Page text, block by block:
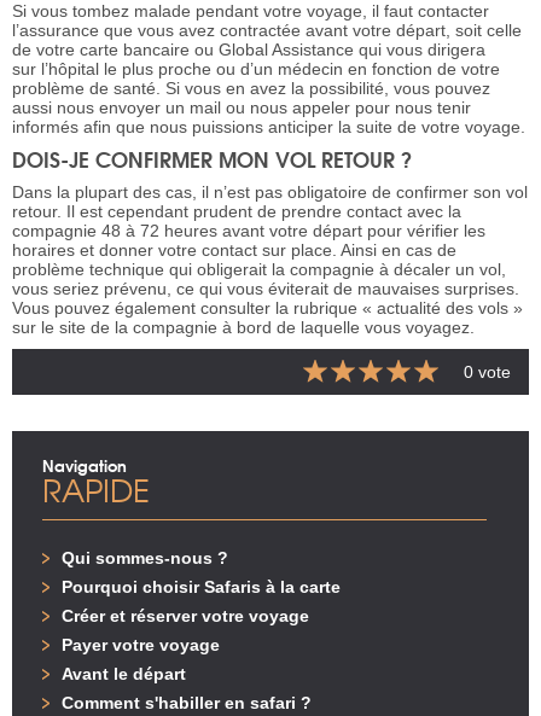
Si vous tombez malade pendant votre voyage, il faut contacter
l’assurance que vous avez contractée avant votre départ, soit celle
de votre carte bancaire ou Global Assistance qui vous dirigera
sur l’hôpital le plus proche ou d’un médecin en fonction de votre
problème de santé. Si vous en avez la possibilité, vous pouvez
aussi nous envoyer un mail ou nous appeler pour nous tenir
informés afin que nous puissions anticiper la suite de votre voyage.
DOIS-JE CONFIRMER MON VOL RETOUR ?
Dans la plupart des cas, il n’est pas obligatoire de confirmer son vol
retour. Il est cependant prudent de prendre contact avec la
compagnie 48 à 72 heures avant votre départ pour vérifier les
horaires et donner votre contact sur place. Ainsi en cas de
problème technique qui obligerait la compagnie à décaler un vol,
vous seriez prévenu, ce qui vous éviterait de mauvaises surprises.
Vous pouvez également consulter la rubrique « actualité des vols »
sur le site de la compagnie à bord de laquelle vous voyagez.
0 vote
Navigation
RAPIDE
Qui sommes-nous ?
Pourquoi choisir Safaris à la carte
Créer et réserver votre voyage
Payer votre voyage
Avant le départ
Comment s'habiller en safari ?